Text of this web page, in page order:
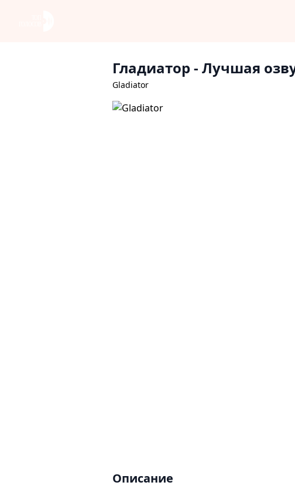
Гладиатор - Лучшая
Gladiator
Описание